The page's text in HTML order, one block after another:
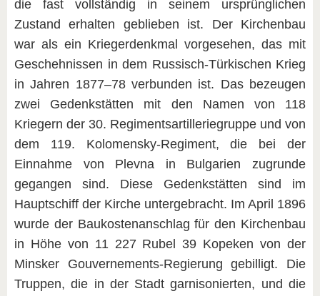
die fast vollständig in seinem ursprünglichen
Zustand erhalten geblieben ist. Der Kirchenbau
war als ein Kriegerdenkmal vorgesehen, das mit
Geschehnissen in dem Russisch-Türkischen Krieg
in Jahren 1877–78 verbunden ist. Das bezeugen
zwei Gedenkstätten mit den Namen von 118
Kriegern der 30. Regimentsartilleriegruppe und von
dem 119. Kolomensky-Regiment, die bei der
Einnahme von Plevna in Bulgarien zugrunde
gegangen sind. Diese Gedenkstätten sind im
Hauptschiff der Kirche untergebracht. Im April 1896
wurde der Baukostenanschlag für den Kirchenbau
in Höhe von 11 227 Rubel 39 Kopeken von der
Minsker Gouvernements-Regierung gebilligt. Die
Truppen, die in der Stadt garnisonierten, und die